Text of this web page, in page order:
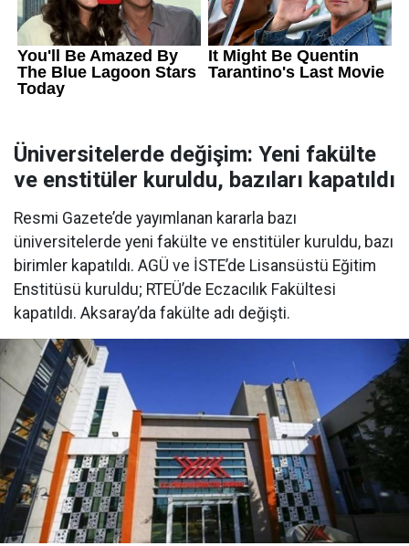
Üniversitelerde değişim: Yeni fakülte
ve enstitüler kuruldu, bazıları kapatıldı
Resmi Gazete’de yayımlanan kararla bazı
üniversitelerde yeni fakülte ve enstitüler kuruldu, bazı
birimler kapatıldı. AGÜ ve İSTE’de Lisansüstü Eğitim
Enstitüsü kuruldu; RTEÜ’de Eczacılık Fakültesi
kapatıldı. Aksaray’da fakülte adı değişti.